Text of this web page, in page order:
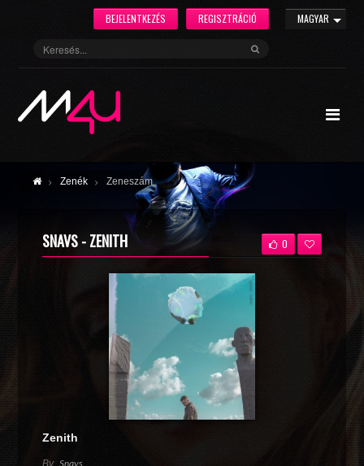
MAGYAR
REGISZTRÁCIÓ
BEJELENTKEZÉS
Zenék Zeneszám
SNAVS - ZENITH 0
Zenith
By Snavs